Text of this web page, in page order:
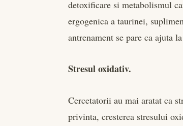
detoxificare si metabolismul
ergogenica a taurinei,
antrenament se pare ca ajuta
Stresul oxidativ.
Cercetatorii au mai aratat ca
privinta, cresterea stresului